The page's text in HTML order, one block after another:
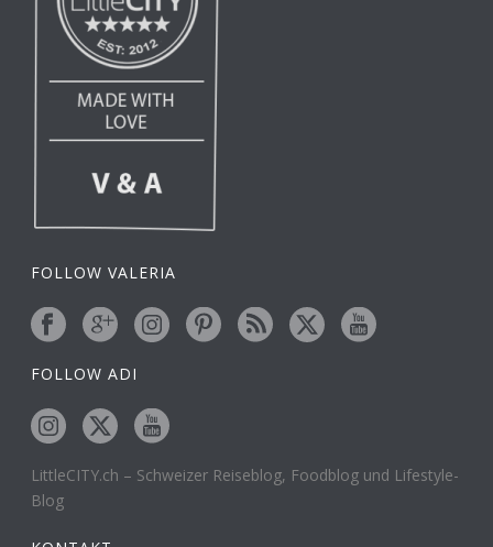
FOLLOW VALERIA
FOLLOW ADI
LittleCITY.ch – Schweizer Reiseblog, Foodblog und Lifestyle-
Blog